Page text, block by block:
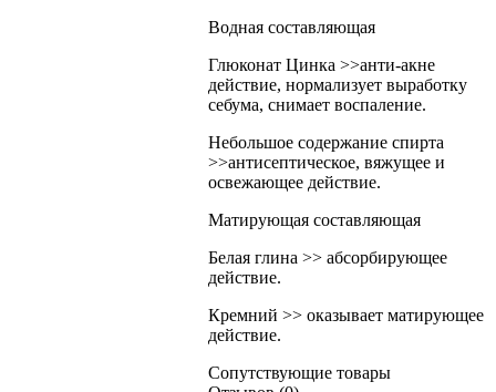
Водная составляющая
Глюконат Цинка >>анти-акне
действие, нормализует выработку
себума, снимает воспаление.
Небольшое содержание спирта
>>антисептическое, вяжущее и
освежающее действие.
Матирующая составляющая
Белая глина >> абсорбирующее
действие.
Кремний >> оказывает матирующее
действие.
Сопутствующие товары